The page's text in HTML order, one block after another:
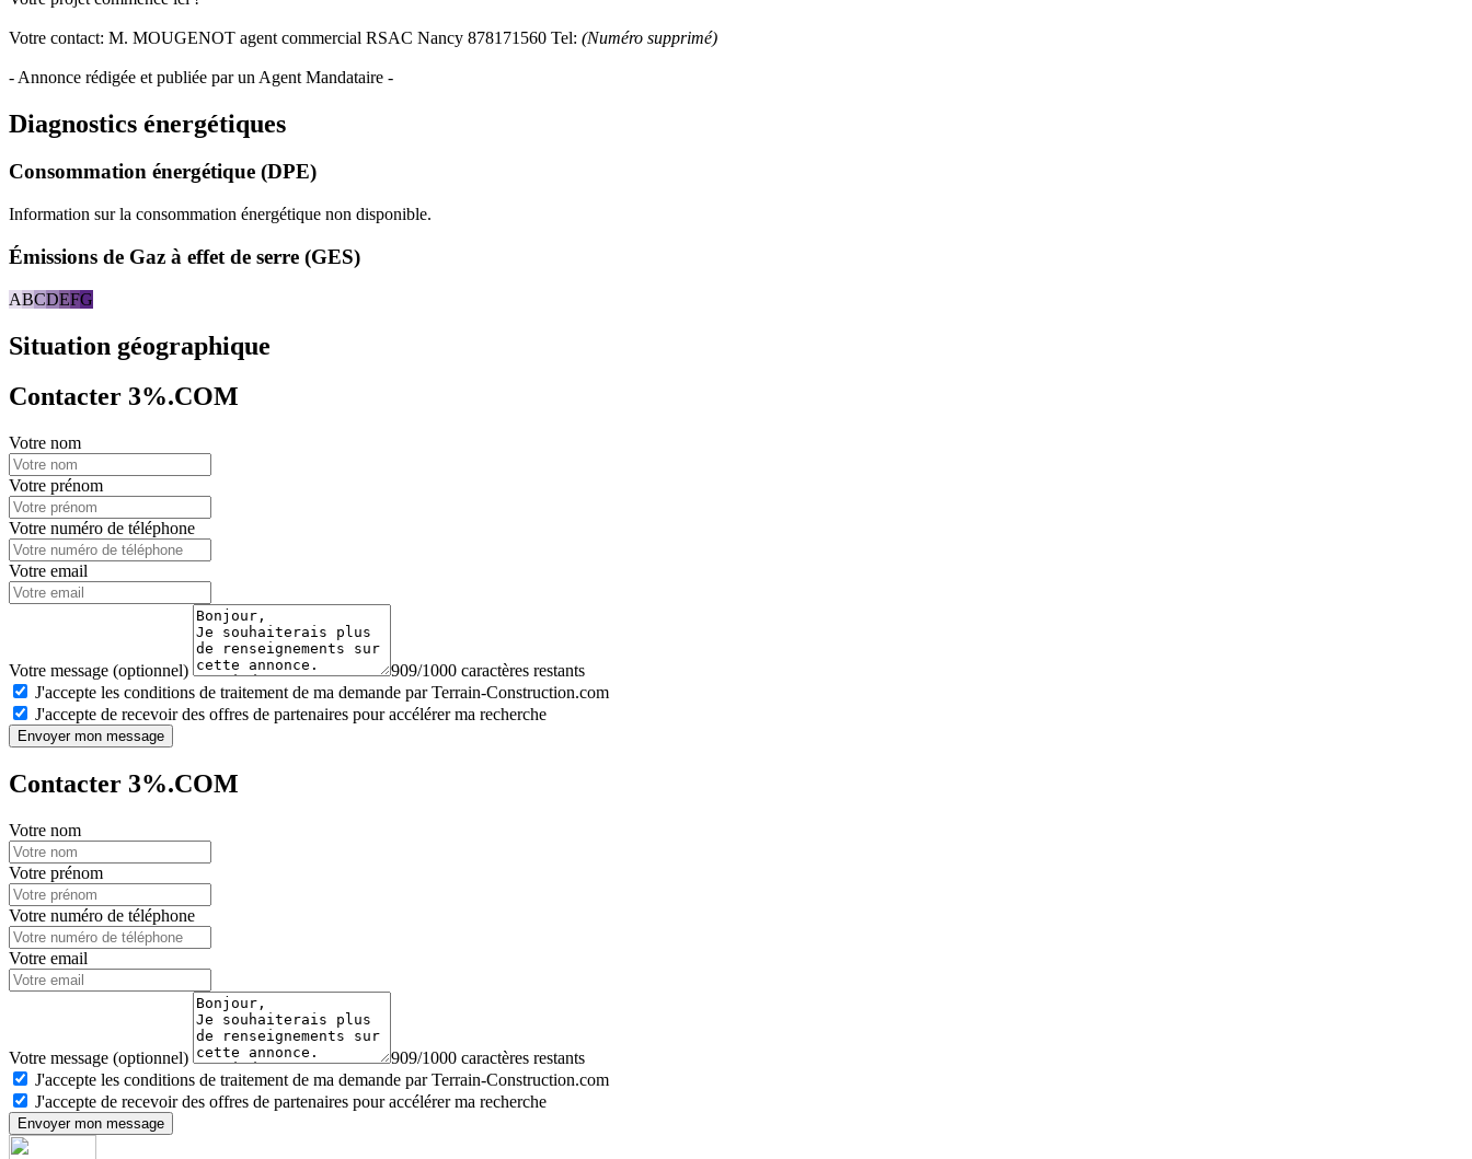
Votre contact: M. MOUGENOT agent commercial RSAC Nancy 878171560 Tel: (Numéro supprimé)
- Annonce rédigée et publiée par un Agent Mandataire -
Diagnostics énergétiques
Consommation énergétique (DPE)
Information sur la consommation énergétique non disponible.
Émissions de Gaz à effet de serre (GES)
ABCDEFG
Situation géographique
Contacter 3%.COM
Votre nom
Votre prénom
Votre numéro de téléphone
Votre email
Votre message (optionnel)
909/1000 caractères restants
J'accepte les conditions de traitement de ma demande par Terrain-Construction.com
J'accepte de recevoir des offres de partenaires pour accélérer ma recherche
Envoyer mon message
Contacter 3%.COM
Votre nom
Votre prénom
Votre numéro de téléphone
Votre email
Votre message (optionnel)
909/1000 caractères restants
J'accepte les conditions de traitement de ma demande par Terrain-Construction.com
J'accepte de recevoir des offres de partenaires pour accélérer ma recherche
Envoyer mon message